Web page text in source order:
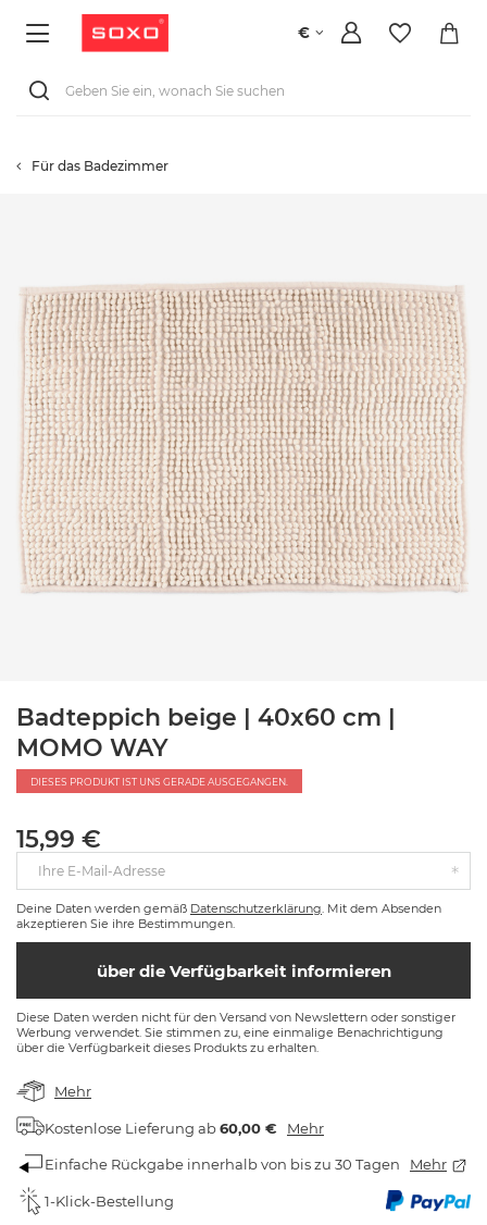
€
Für das Badezimmer
Badteppich beige | 40x60 cm |
MOMO WAY
DIESES PRODUKT IST UNS GERADE AUSGEGANGEN.
15,99 €
Ihre E-Mail-Adresse
Deine Daten werden gemäß Datenschutzerklärung. Mit dem Absenden
akzeptieren Sie ihre Bestimmungen.
über die Verfügbarkeit informieren
Diese Daten werden nicht für den Versand von Newslettern oder sonstiger
Werbung verwendet. Sie stimmen zu, eine einmalige Benachrichtigung
über die Verfügbarkeit dieses Produkts zu erhalten.
Mehr
Kostenlose Lieferung ab60,00 € Mehr
Einfache Rückgabe innerhalb von bis zu 30 Tagen Mehr
1-Klick-Bestellung